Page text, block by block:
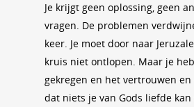
Je krijgt geen oplossing, geen
vragen. De problemen
keer. Je moet door naar
kruis niet ontlopen. Maar je
gekregen en het vertrouwen
dat niets je van Gods liefde kan